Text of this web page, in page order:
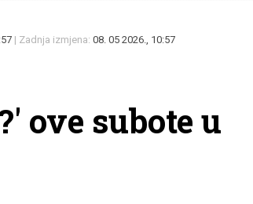
| Zadnja izmjena: 08. 05 2026., 10:57
ove subote u